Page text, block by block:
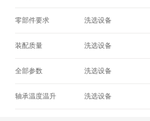
零部件要求 洗选设备
装配质量 洗选设备
全部参数 洗选设备
轴承温度温升 洗选设备